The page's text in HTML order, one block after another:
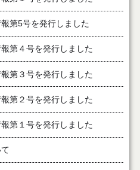
第5号を発行しました
第４号を発行しました
第３号を発行しました
第２号を発行しました
第１号を発行しました